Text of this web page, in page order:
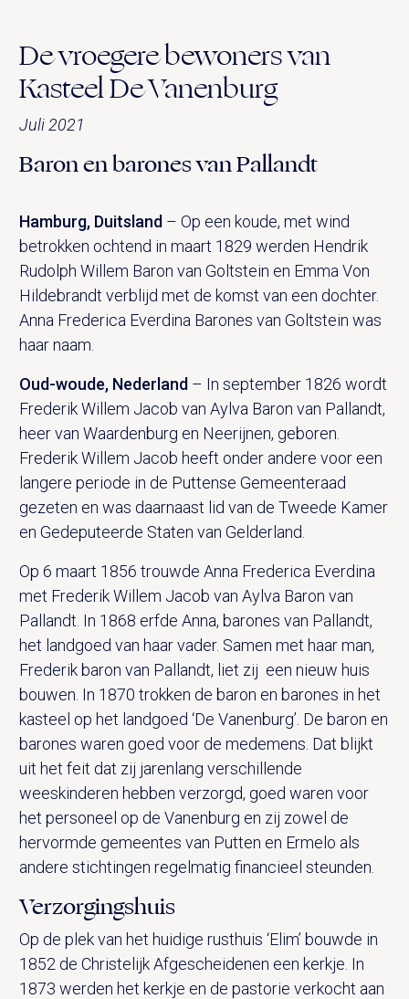
De vroegere bewoners van
Kasteel De Vanenburg
Juli 2021
Baron en barones van Pallandt
Hamburg, Duitsland – Op een koude, met wind
betrokken ochtend in maart 1829 werden Hendrik
Rudolph Willem Baron van Goltstein en Emma Von
Hildebrandt verblijd met de komst van een dochter.
Anna Frederica Everdina Barones van Goltstein was
haar naam.
Oud-woude, Nederland – In september 1826 wordt
Frederik Willem Jacob van Aylva Baron van Pallandt,
heer van Waardenburg en Neerijnen, geboren.
Frederik Willem Jacob heeft onder andere voor een
langere periode in de Puttense Gemeenteraad
gezeten en was daarnaast lid van de Tweede Kamer
en Gedeputeerde Staten van Gelderland.
Op 6 maart 1856 trouwde Anna Frederica Everdina
met Frederik Willem Jacob van Aylva Baron van
Pallandt. In 1868 erfde Anna, barones van Pallandt,
het landgoed van haar vader. Samen met haar man,
Frederik baron van Pallandt, liet zij een nieuw huis
bouwen. In 1870 trokken de baron en barones in het
kasteel op het landgoed ‘De Vanenburg’. De baron en
barones waren goed voor de medemens. Dat blijkt
uit het feit dat zij jarenlang verschillende
weeskinderen hebben verzorgd, goed waren voor
het personeel op de Vanenburg en zij zowel de
hervormde gemeentes van Putten en Ermelo als
andere stichtingen regelmatig financieel steunden.
Verzorgingshuis
Op de plek van het huidige rusthuis ‘Elim’ bouwde in
1852 de Christelijk Afgescheidenen een kerkje. In
1873 werden het kerkje en de pastorie verkocht aan